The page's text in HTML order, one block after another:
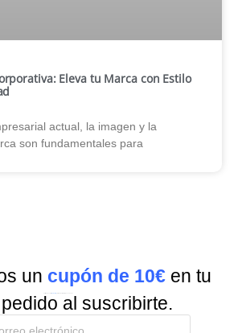
Eleva tu Marca con Estilo
actual, la imagen y la
son fundamentales para
un cupón de 10€ en tu
al suscribirte.